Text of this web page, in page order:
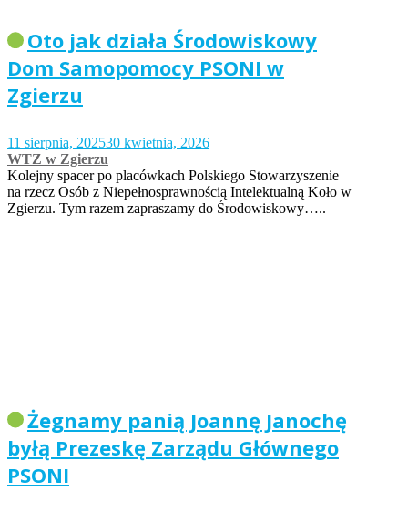
Oto jak działa Środowiskowy
Dom Samopomocy PSONI w
Zgierzu
11 sierpnia, 202530 kwietnia, 2026
WTZ w Zgierzu
Kolejny spacer po placówkach Polskiego Stowarzyszenie
na rzecz Osób z Niepełnosprawnością Intelektualną Koło w
Zgierzu. Tym razem zapraszamy do Środowiskowy…..
Żegnamy panią Joannę Janochę
byłą Prezeskę Zarządu Głównego
PSONI